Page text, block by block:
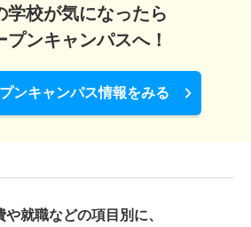
学校が気になったら
プンキャンパスへ！
ンキャンパス情報をみる
や就職などの項目別に、